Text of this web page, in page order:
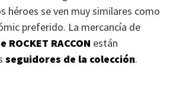
héroes se ven muy similares como
preferido. La mercancía de
ROCKET RACCON están
seguidores de la colección.